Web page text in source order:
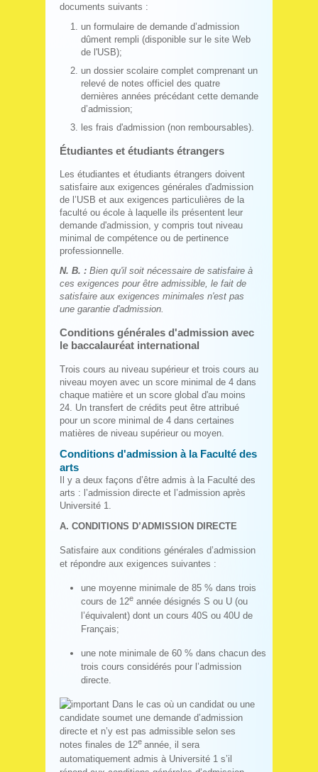
documents suivants :
un formulaire de demande d’admission
dûment rempli (disponible sur le site Web
de l'USB);
un dossier scolaire complet comprenant un
relevé de notes officiel des quatre
dernières années précédant cette demande
d’admission;
les frais d'admission (non remboursables).
Étudiantes et étudiants étrangers
Les étudiantes et étudiants étrangers doivent
satisfaire aux exigences générales d'admission
de l’USB et aux exigences particulières de la
faculté ou école à laquelle ils présentent leur
demande d'admission, y compris tout niveau
minimal de compétence ou de pertinence
professionnelle.
N. B. : Bien qu'il soit nécessaire de satisfaire à
ces exigences pour être admissible, le fait de
satisfaire aux exigences minimales n'est pas
une garantie d'admission.
Conditions générales d'admission avec
le baccalauréat international
Trois cours au niveau supérieur et trois cours au
niveau moyen avec un score minimal de 4 dans
chaque matière et un score global d'au moins
24. Un transfert de crédits peut être attribué
pour un score minimal de 4 dans certaines
matières de niveau supérieur ou moyen.
Conditions d'admission à la Faculté des
arts
Il y a deux façons d’être admis à la Faculté des
arts : l’admission directe et l’admission après
Université 1.
A. CONDITIONS D’ADMISSION DIRECTE
Satisfaire aux conditions générales d’admission
et répondre aux exigences suivantes :
une moyenne minimale de 85 % dans trois
cours de 12e année désignés S ou U (ou
l’équivalent) dont un cours 40S ou 40U de
Français;
une note minimale de 60 % dans chacun des
trois cours considérés pour l’admission
directe.
Dans le cas où un candidat ou une
candidate soumet une demande d’admission
directe et n’y est pas admissible selon ses
notes finales de 12e année, il sera
automatiquement admis à Université 1 s’il